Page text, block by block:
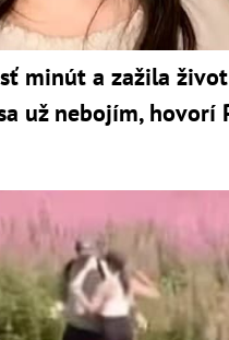
minút a zažila
už nebojím, hovorí